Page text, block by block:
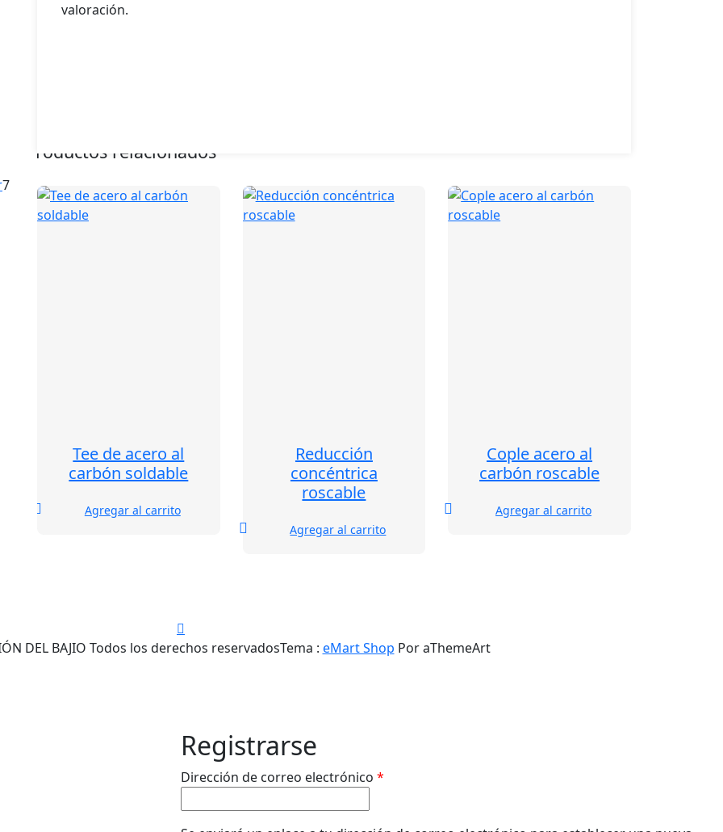
valoración.
Productos relacionados
Tee de acero al
carbón soldable
Agregar al carrito
Reducción
concéntrica
roscable
Agregar al carrito
Cople acero al
carbón roscable
Agregar al carrito
77
productos
DEL BAJIO Todos los derechos reservadosTema : eMart Shop Por aThemeArt
Registrarse
Dirección de correo electrónico *